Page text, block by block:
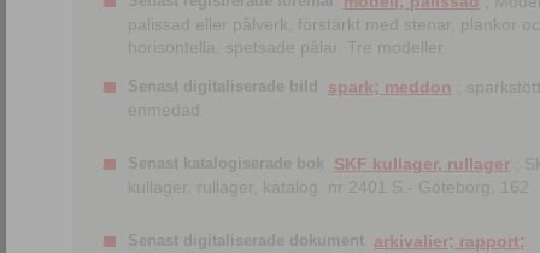
palissad eller pålverk, förstärkt med stenar, plankor
horisontella, spetsade pålar. Tre modeller.
Senast digitaliserade bild spark; meddon ;
enmedad
Senast katalogiserade bok SKF kullager, rullager ;
kullager, rullager, katalog. nr 2401 S.- Göteborg, 162
Senast digitaliserade dokument arkivalier; rapport;